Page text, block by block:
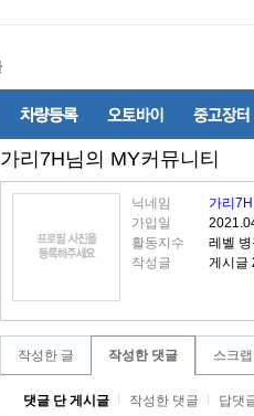
가리7H님의 MY커뮤니티
닉네임
가리7H
가입일
활동지수
레벨
작성글
게시글
작성한 글 작성한 댓글 스크
댓글 단 게시글 작성한 댓글 답댓